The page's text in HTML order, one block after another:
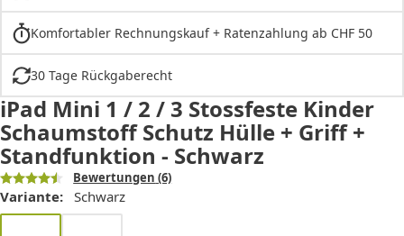
Komfortabler Rechnungskauf + Ratenzahlung ab CHF 50
30 Tage Rückgaberecht
iPad Mini 1 / 2 / 3 Stossfeste Kinder
Schaumstoff Schutz Hülle + Griff +
Standfunktion - Schwarz
Bewertungen (6)
Variante: Schwarz